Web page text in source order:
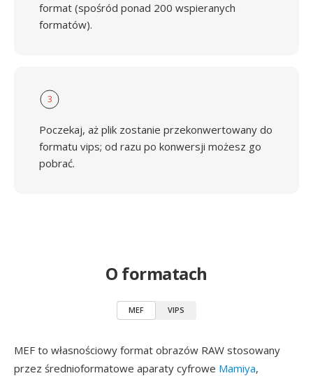
format (spośród ponad 200 wspieranych
formatów).
3
Poczekaj, aż plik zostanie przekonwertowany do
formatu vips; od razu po konwersji możesz go
pobrać.
O formatach
MEF VIPS
MEF to własnościowy format obrazów RAW stosowany
przez średnioformatowe aparaty cyfrowe Mamiya,